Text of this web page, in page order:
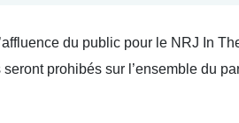
du public pour le NRJ In
prohibés sur l’ensemble du